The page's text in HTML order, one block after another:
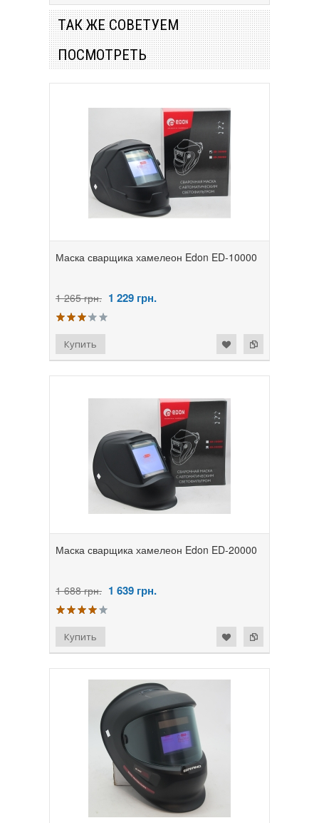
ТАК ЖЕ СОВЕТУЕМ
ПОСМОТРЕТЬ
Маска сварщика хамелеон Edon ED-10000
1 265 грн. 1 229 грн.
Маска сварщика хамелеон Edon ED-20000
1 688 грн. 1 639 грн.